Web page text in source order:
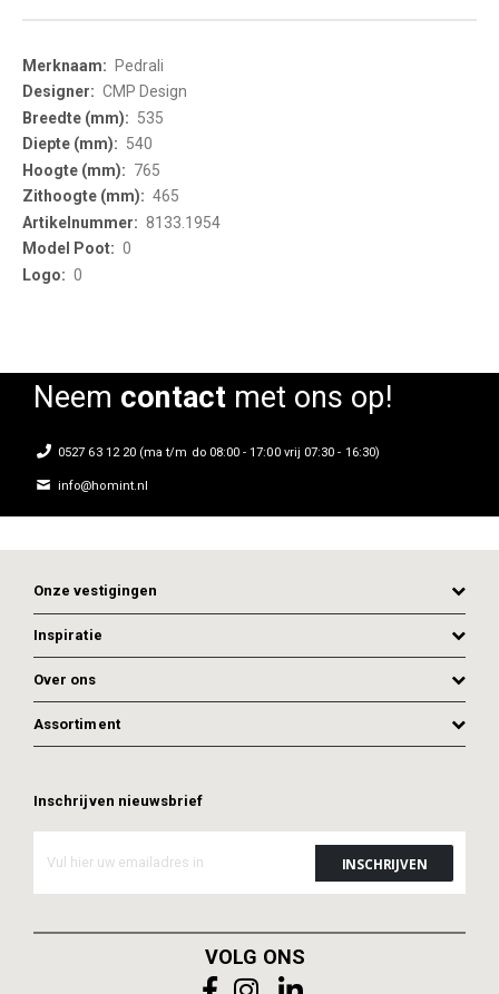
More
Information
Pedrali
CMP Design
535
540
765
465
8133.1954
0
0
Neem contactmet ons op!
0527 63 12 20 (ma t/m do 08:00 - 17:00 vrij 07:30 - 16:30)
info@homint.nl
Onze vestigingen
Inspiratie
Over ons
Assortiment
Inschrijven nieuwsbrief
VOLG ONS